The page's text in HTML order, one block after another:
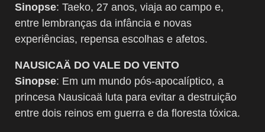
Sinopse: Taeko, 27 anos, viaja ao campo e,
entre lembranças da infância e novas
experiências, repensa escolhas e afetos.
NAUSICAÄ DO VALE DO VENTO
Sinopse: Em um mundo pós-apocalíptico, a
princesa Nausicaä luta para evitar a destruição
entre dois reinos em guerra e da floresta tóxica.